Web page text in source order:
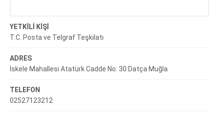
YETKİLİ KİŞİ
T.C. Posta ve Telgraf Teşkilatı
ADRES
İskele Mahallesi Atatürk Cadde No: 30 Datça Muğla
TELEFON
02527123212